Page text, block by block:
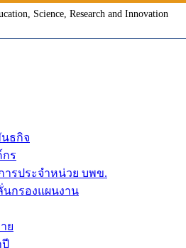
ธกิจ
กร
รประจำหน่วย บพข.
กรองแผนงาน
ย